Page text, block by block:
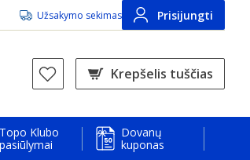
Užsakymo sekimas Prisijungti
Krepšelis tuščias
Topo Klubo
pasiūlymai
Dovanų
kuponas